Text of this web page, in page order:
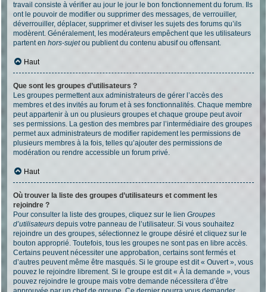
travail consiste à vérifier au jour le jour le bon fonctionnement du forum. Ils
ont le pouvoir de modifier ou supprimer des messages, de verrouiller,
déverrouiller, déplacer, supprimer et diviser les sujets des forums qu’ils
modèrent. Généralement, les modérateurs empêchent que les utilisateurs
partent en hors-sujetou publient du contenu abusif ou offensant.
Haut
Que sont les groupes d’utilisateurs ?
Les groupes permettent aux administrateurs de gérer l’accès des
membres et des invités au forum et à ses fonctionnalités. Chaque membre
peut appartenir à un ou plusieurs groupes et chaque groupe peut avoir
ses permissions. La gestion des membres par l’intermédiaire des groupes
permet aux administrateurs de modifier rapidement les permissions de
plusieurs membres à la fois, telles qu’ajouter des permissions de
modération ou rendre accessible un forum privé.
Haut
Où trouver la liste des groupes d’utilisateurs et comment les
rejoindre ?
Pour consulter la liste des groupes, cliquez sur le lien Groupes
d’utilisateurs depuis votre panneau de l’utilisateur. Si vous souhaitez
rejoindre un des groupes, sélectionnez le groupe désiré et cliquez sur le
bouton approprié. Toutefois, tous les groupes ne sont pas en libre accès.
Certains peuvent nécessiter une approbation, certains sont fermés et
d’autres peuvent même être masqués. Si le groupe est dit « Ouvert », vous
pouvez le rejoindre librement. Si le groupe est dit « À la demande », vous
pouvez rejoindre le groupe mais votre demande nécessitera d’être